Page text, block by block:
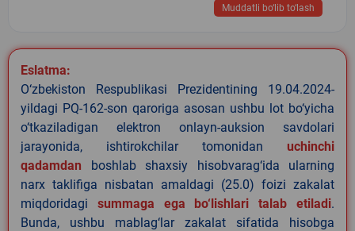
Muddatli bo‘lib to‘lash
Eslatma:
O‘zbekiston Respublikasi Prezidentining 19.04.2024-
yildagi PQ-162-son qaroriga asosan ushbu lot bo‘yicha
o‘tkaziladigan elektron onlayn-auksion savdolari
jarayonida, ishtirokchilar tomonidan uchinchi
qadamdan boshlab shaxsiy hisobvarag‘ida ularning
narx taklifiga nisbatan amaldagi (25.0) foizi zakalat
miqdoridagi summaga ega bo‘lishlari talab etiladi.
Bunda, ushbu mablag‘lar zakalat sifatida hisobga